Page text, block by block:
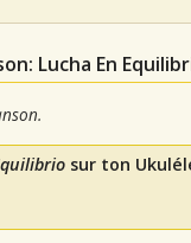
Lucha En
sur ton